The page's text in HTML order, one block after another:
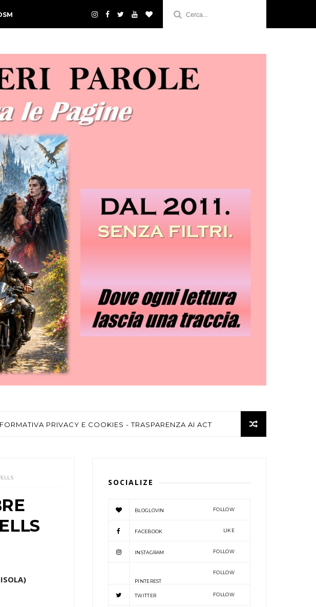
PRIVACY E COOKIES - TRASPARENZA AI ACT
SOCIALIZE
BLOGLOVIN FOLLOW
FACEBOOK LIKE
INSTAGRAM FOLLOW
PINTEREST
FOLLOW
TWITTER FOLLOW